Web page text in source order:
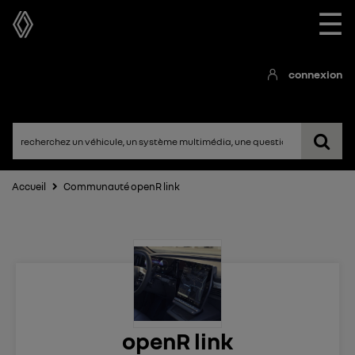
☰
connexion
Accueil Communauté openR link
openR link